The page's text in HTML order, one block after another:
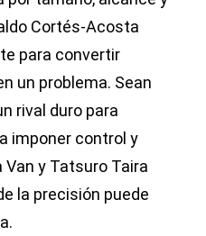
Cortés-Acosta
para convertir
un problema. Sean
rival duro para
imponer control y
y Tatsuro Taira
la precisión puede